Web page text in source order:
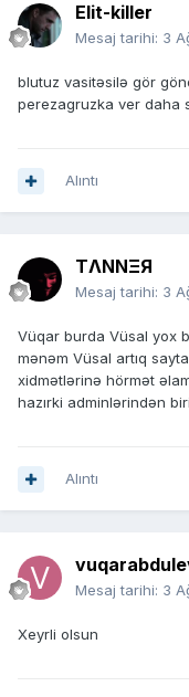
Elit-killer
Mesaj tarihi: 3
blutuz vasitəsilə gör
perezagruzka ver daha
Alıntı
TΛNNΞЯ
Mesaj tarihi: 3
Vüqar burda Vüsal yox
mənəm Vüsal artıq
xidmətlərinə hörmət
hazırki adminlərindən
Alıntı
Mesaj tarihi: 3
Xeyrli olsun